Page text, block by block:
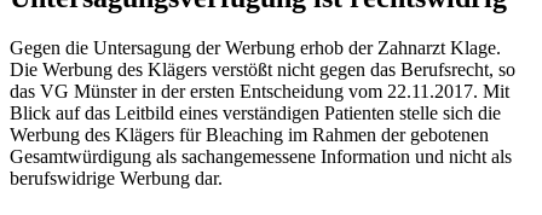
Gegen die Untersagung der Werbung erhob der Zahnarzt Klage.
Die Werbung des Klägers verstößt nicht gegen das Berufsrecht, so
das VG Münster in der ersten Entscheidung vom 22.11.2017. Mit
Blick auf das Leitbild eines verständigen Patienten stelle sich die
Werbung des Klägers für Bleaching im Rahmen der gebotenen
Gesamtwürdigung als sachangemessene Information und nicht als
berufswidrige Werbung dar.